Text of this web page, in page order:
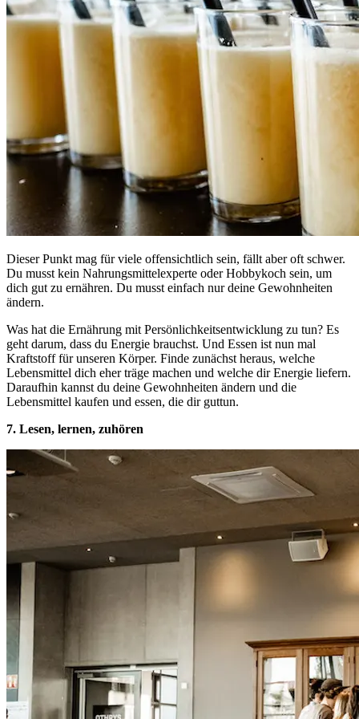
Dieser Punkt mag für viele offensichtlich sein, fällt aber oft schwer.
Du musst kein Nahrungsmittelexperte oder Hobbykoch sein, um
dich gut zu ernähren. Du musst einfach nur deine Gewohnheiten
ändern.
Was hat die Ernährung mit Persönlichkeitsentwicklung zu tun? Es
geht darum, dass du Energie brauchst. Und Essen ist nun mal
Kraftstoff für unseren Körper. Finde zunächst heraus, welche
Lebensmittel dich eher träge machen und welche dir Energie liefern.
Daraufhin kannst du deine Gewohnheiten ändern und die
Lebensmittel kaufen und essen, die dir guttun.
7. Lesen, lernen, zuhören